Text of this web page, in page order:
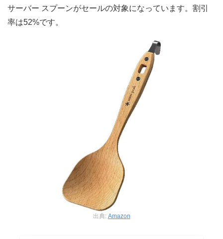
サーバー スプーンがセールの対象になっています。割引
率は52%です。
出典: Amazon